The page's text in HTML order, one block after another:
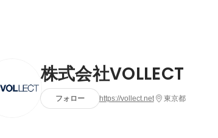
株式会社VOLLECT
フォロー https://vollect.net 東京都